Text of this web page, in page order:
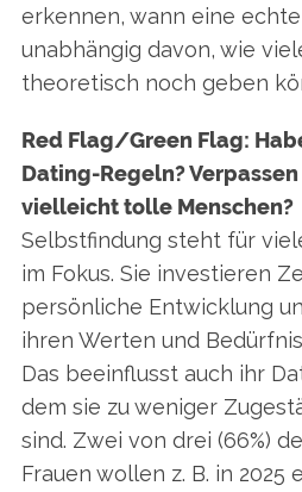
erkennen, wann eine
unabhängig davon, wie
theoretisch noch geben
Red Flag/Green Flag:
Dating-Regeln?
vielleicht tolle Menschen?
Selbstfindung steht für
im Fokus. Sie investieren
persönliche Entwicklung
ihren Werten und
Das beeinflusst auch ihr
dem sie zu weniger
sind. Zwei von drei (66%)
Frauen wollen z. B. in 2025